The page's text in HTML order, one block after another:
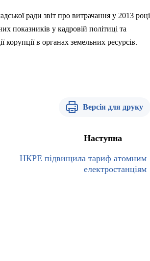
ради звіт про витрачання у 2013 році
показників у кадровій політиці та
корупції в органах земельних ресурсів.
Версія для друку
Наступна
НКРЕ підвищила тариф атомним
електростанціям